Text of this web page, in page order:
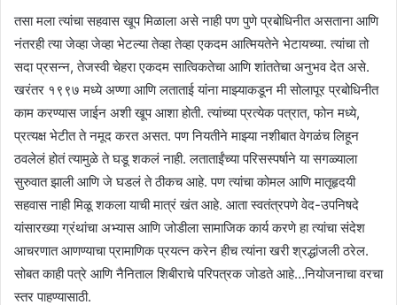
तसा मला त्यांचा सहवास खूप मिळाला असे नाही पण पुणे प्रबोधिनीत असताना आणि
नंतरही त्या जेव्हा जेव्हा भेटल्या तेव्हा तेव्हा एकदम आत्मियतेने भेटायच्या. त्यांचा तो
सदा प्रसन्न, तेजस्वी चेहरा एकदम सात्विकतेचा आणि शांततेचा अनुभव देत असे.
खरंतर १९९७ मध्ये अण्णा आणि लताताई यांना माझ्याकडून मी सोलापूर प्रबोधिनीत
काम करण्यास जाईन अशी खूप आशा होती. त्यांच्या प्रत्येक पत्रात, फोन मध्ये,
प्रत्यक्ष भेटीत ते नमूद करत असत. पण नियतीने माझ्या नशीबात वेगळंच लिहून
ठवलेलं होतं त्यामुळे ते घडू शकलं नाही. लताताईंच्या परिसस्पर्षाने या सगळ्याला
सुरुवात झाली आणि जे घडलं ते ठीकच आहे. पण त्यांचा कोमल आणि मातृहृदयी
सहवास नाही मिळू शकला याची मात्रं खंत आहे. आता स्वतंत्रपणे वेद-उपनिषदे
यांसारख्या ग्रंथांचा अभ्यास आणि जोडीला सामाजिक कार्य करणे हा त्यांचा संदेश
आचरणात आणण्याचा प्रामाणिक प्रयत्न करेन हीच त्यांना खरी श्रद्धांजली ठरेल.
सोबत काही पत्रे आणि नैनिताल शिबीराचे परिपत्रक जोडते आहे…नियोजनाचा वरचा
स्तर पाहण्यासाठी.